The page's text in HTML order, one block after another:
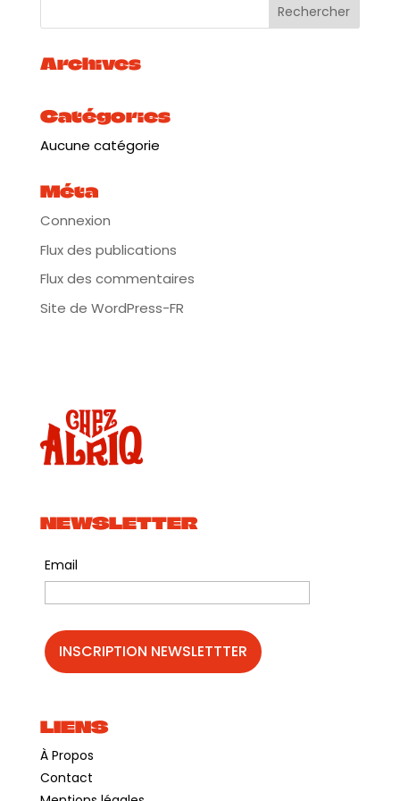
Archives
Catégories
Aucune catégorie
Méta
Connexion
Flux des publications
Flux des commentaires
Site de WordPress-FR
NEWSLETTER
Email
LIENS
À Propos
Contact